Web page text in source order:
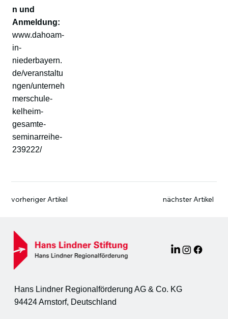
n und
Anmeldung:
www.dahoam-
in-
niederbayern.
de/veranstaltu
ngen/unterneh
merschule-
kelheim-
gesamte-
seminarreihe-
239222/
vorheriger Artikel nächster Artikel
Hans Lindner Regionalförderung AG & Co. KG
94424 Arnstorf, Deutschland